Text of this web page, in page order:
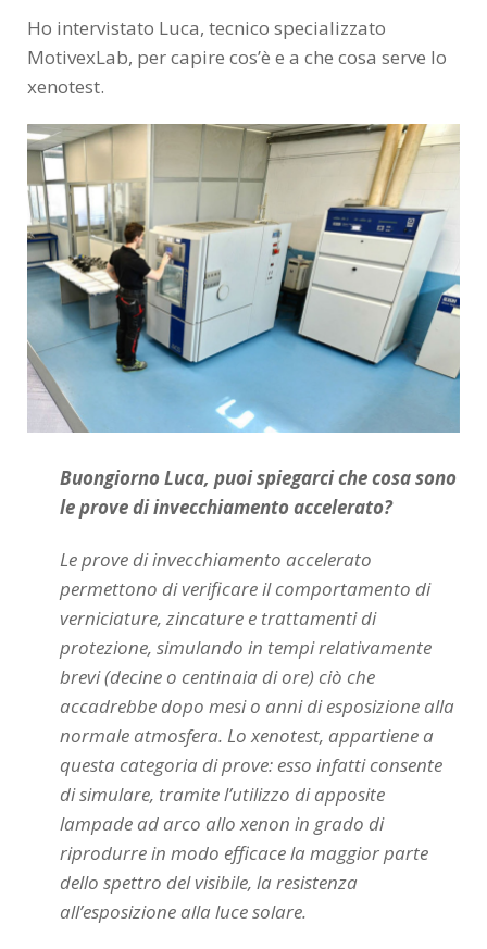
Ho intervistato Luca, tecnico specializzato
MotivexLab, per capire cos’è e a che cosa serve lo
xenotest.
Buongiorno Luca, puoi spiegarci che cosa sono
le prove di invecchiamento accelerato?
Le prove di invecchiamento accelerato
permettono di verificare il comportamento di
verniciature, zincature e trattamenti di
protezione, simulando in tempi relativamente
brevi (decine o centinaia di ore) ciò che
accadrebbe dopo mesi o anni di esposizione alla
normale atmosfera. Lo xenotest, appartiene a
questa categoria di prove: esso infatti consente
di simulare, tramite l’utilizzo di apposite
lampade ad arco allo xenon in grado di
riprodurre in modo efficace la maggior parte
dello spettro del visibile, la resistenza
all’esposizione alla luce solare.